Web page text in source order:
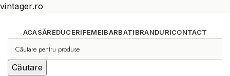
vintager.ro
ACASĂREDUCERIFEMEIBARBATIBRANDURICONTACT
Căutare